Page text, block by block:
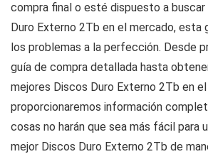
compra final o esté dispuesto a buscar
Duro Externo 2Tb en el mercado, esta
los problemas a la perfección. Desde
guía de compra detallada hasta
mejores Discos Duro Externo 2Tb en
proporcionaremos información
cosas no harán que sea más fácil para
mejor Discos Duro Externo 2Tb de